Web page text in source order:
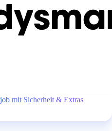
mit Sicherheit & Extras